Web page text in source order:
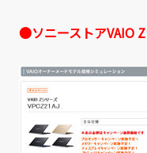
●ソニーストアVAIO